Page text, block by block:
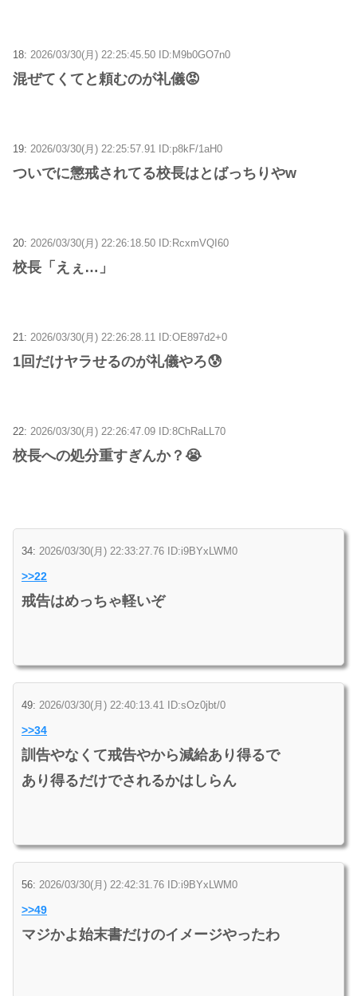
18: 2026/03/30(月) 22:25:45.50 ID:M9b0GO7n0
混ぜてくてと頼むのが礼儀😡
19: 2026/03/30(月) 22:25:57.91 ID:p8kF/1aH0
ついでに懲戒されてる校長はとばっちりやw
20: 2026/03/30(月) 22:26:18.50 ID:RcxmVQI60
校長「えぇ…」
21: 2026/03/30(月) 22:26:28.11 ID:OE897d2+0
1回だけヤラせるのが礼儀やろ😰
22: 2026/03/30(月) 22:26:47.09 ID:8ChRaLL70
校長への処分重すぎんか？😭
34: 2026/03/30(月) 22:33:27.76 ID:i9BYxLWM0
>>22
戒告はめっちゃ軽いぞ
49: 2026/03/30(月) 22:40:13.41 ID:sOz0jbt/0
>>34
訓告やなくて戒告やから減給あり得るで
あり得るだけでされるかはしらん
56: 2026/03/30(月) 22:42:31.76 ID:i9BYxLWM0
>>49
マジかよ始末書だけのイメージやったわ